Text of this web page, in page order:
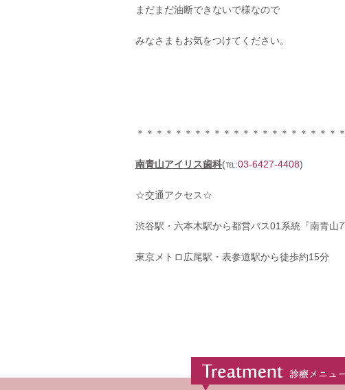
まだまだ油断できないで様なので
みなさまもお気をつけてください。
＊＊＊＊＊＊＊＊＊＊＊＊＊＊＊＊＊＊＊＊＊
南青山アイリス歯科(℡:03-6427-4408)
☆交通アクセス☆
渋谷駅・六本木駅から都営バス01系統『南青山
東京メトロ広尾駅・表参道駅から徒歩約15分